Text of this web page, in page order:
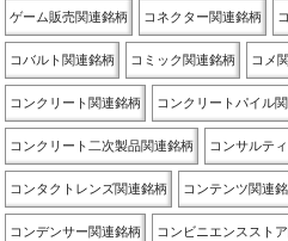
ゲーム販売関連銘柄 コネクター関連銘柄
コバルト関連銘柄 コミック関連銘柄 コメ
コンクリート関連銘柄 コンクリートパイル
コンクリート二次製品関連銘柄 コンサルテ
コンタクトレンズ関連銘柄 コンテンツ関連
コンデンサー関連銘柄 コンビニエンススト